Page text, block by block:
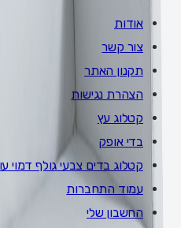
אודות
צור קשר
תקנון האתר
הצהרת נגישות
קטלוג עץ
בדי אופק
קטלוג בדים צבעי גולף דמוי
עמוד התחברות
החשבון שלי